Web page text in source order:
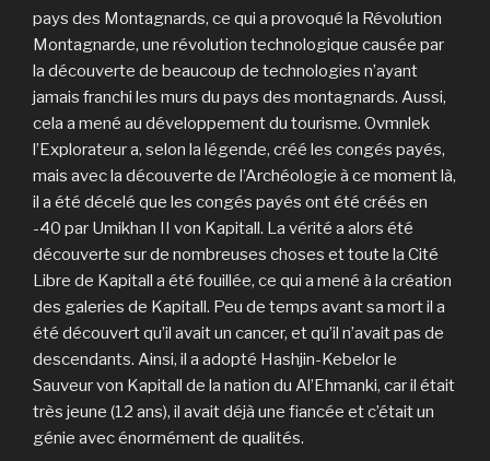
pays des Montagnards, ce qui a provoqué la Révolution
Montagnarde, une révolution technologique causée par
la découverte de beaucoup de technologies n’ayant
jamais franchi les murs du pays des montagnards. Aussi,
cela a mené au développement du tourisme. Ovmnlek
l’Explorateur a, selon la légende, créé les congés payés,
mais avec la découverte de l’Archéologie à ce moment là,
il a été décelé que les congés payés ont été créés en
-40 par Umikhan II von Kapitall. La vérité a alors été
découverte sur de nombreuses choses et toute la Cité
Libre de Kapitall a été fouillée, ce qui a mené à la création
des galeries de Kapitall. Peu de temps avant sa mort il a
été découvert qu’il avait un cancer, et qu’il n’avait pas de
descendants. Ainsi, il a adopté Hashjin-Kebelor le
Sauveur von Kapitall de la nation du Al’Ehmanki, car il était
très jeune (12 ans), il avait déjà une fiancée et c’était un
génie avec énormément de qualités.